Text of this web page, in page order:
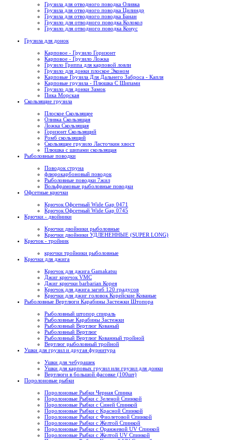
Грузила для отводного поводка Оливка
Грузила для отводного поводка Цилиндр
Грузила для отводного поводка Банан
Грузило для отводного поводка Колокол
Грузило для отводного поводка Конус
Грузила для донок
Карповое - Грузило Горизонт
Карповое - Грузило Ложка
Грузило Гриппа для карповой ловли
Грузило для донки плоское Эконом
Карповые Грузила Для Дальнего Заброса - Капля
Карповые грузила - Плюшка С Шипами
Грузило для донки Замок
Пика Морская
Скользящие грузила
Плоское Скользящее
Оливка Скользящая
Ложка Скользящая
Горизонт Скользящий
Ромб скользящий
Скользящее грузило Ласточкин хвост
Плюшка с шипами скользящая
Рыболовные поводки
Поводок струна
флюрокарбоновый поводок
Рыболовные поводки 7жил
Вольфрамовые рыболовные поводки
Офсетные крючки
Крючок Офсетный Wide Gap 0471
Крючок Офсетный Wide Gap 0745
Крючки - двойники
Крючки двойники рыболовные
Крючки двойники УДЛЕНЕННЫЕ (SUPER LONG)
Крючок - тройник
крючки тройники рыболовные
Крючки для джига
Крючок для джига Gamakatsu
Джиг крючок VMC
Джиг крючки barbarian Корея
Крючок для джига загиб 120 градусов
Крючки для джиг головок Корейские Кованые
Рыболовные Вертлюги Карабины Застежки Штопора
Рыболовный штопор спираль
Рыболовные Карабины Застежки
Рыболовный Вертлюг Кованый
Рыболовный Вертлюг
Рыболовный Вертлюг Кованный тройной
Вертлюг рыболовный тройной
Ушки для грузил и другая фурнитура
Ушки для чебурашек
Ушки для карповых грузил или грузил для донки
Вертлюги в большой фасовке (100шт)
Поролоновые рыбки
Поролоновые Рыбки Черная Спинка
Поролоновые Рыбки с Зеленой Спинкой
Поролоновые Рыбки с Синей Спинкой
Поролоновые Рыбки с Красной Спинкой
Поролоновые Рыбки с Фиолетовой Спинкой
Поролоновые Рыбки с Желтой Спинкой
Поролоновые Рыбки с Оранжевой UV Спинкой
Поролоновые Рыбки с Желтой UV Спинкой